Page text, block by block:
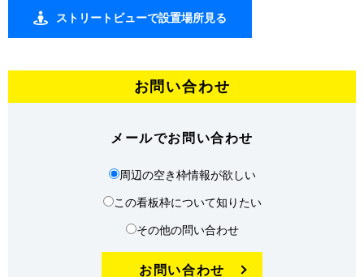
ストリートビューで設置場所見る
お問い合わせ
メールでお問い合わせ
周辺の空き枠情報が欲しい
この看板枠について知りたい
その他の問い合わせ
お問い合わせ